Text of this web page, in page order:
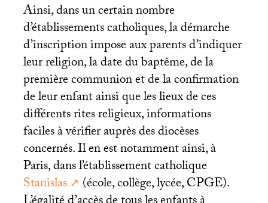
Ainsi, dans un certain nombre
d’établissements catholiques, la démarche
d’inscription impose aux parents d’indiquer
leur religion, la date du baptême, de la
première communion et de la confirmation
de leur enfant ainsi que les lieux de ces
différents rites religieux, informations
faciles à vérifier auprès des diocèses
concernés. Il en est notamment ainsi, à
Paris, dans l’établissement catholique
Stanislas
(école, collège, lycée,CPGE).